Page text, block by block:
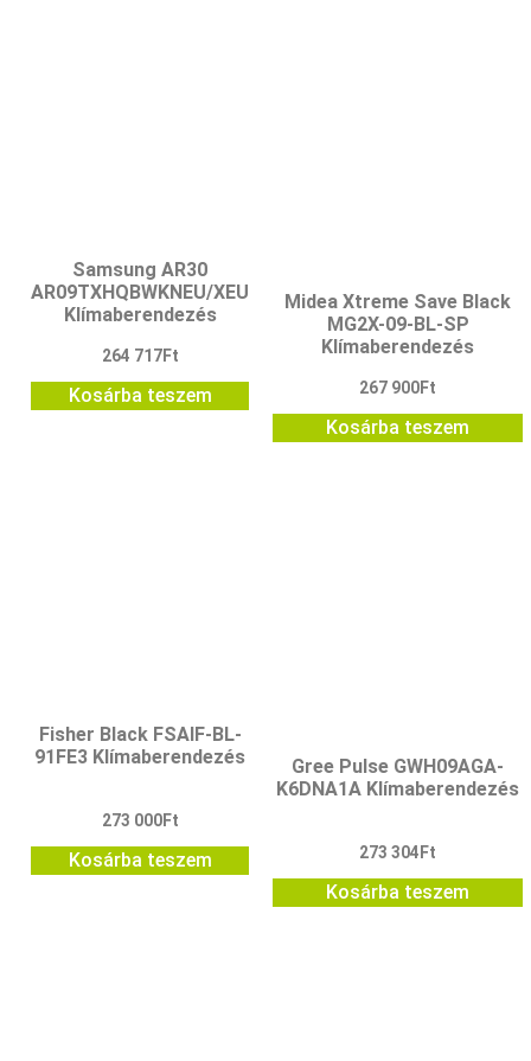
Samsung AR30
AR09TXHQBWKNEU/XEU
Klímaberendezés
264 717Ft
Kosárba teszem
Midea Xtreme Save Black
MG2X-09-BL-SP
Klímaberendezés
267 900Ft
Kosárba teszem
Fisher Black FSAIF-BL-
91FE3 Klímaberendezés
273 000Ft
Kosárba teszem
Gree Pulse GWH09AGA-
K6DNA1A Klímaberendezés
273 304 Ft
Kosárba teszem